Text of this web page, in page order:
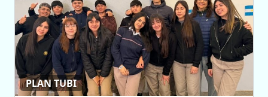
PLAN TUBI